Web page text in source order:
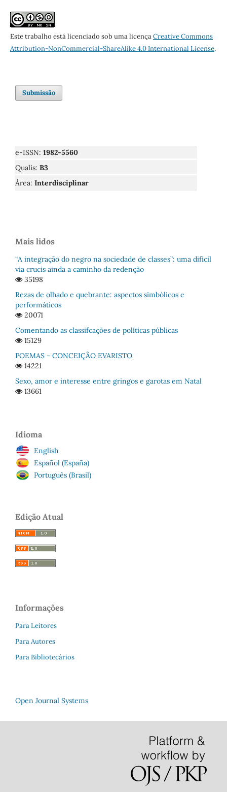
Este trabalho está licenciado sob uma licençaCreative Commons
Attribution-NonCommercial-ShareAlike 4.0 International License.
Submissão
e-ISSN: 1982-5560
Qualis: B3
Área: Interdisciplinar
Mais lidos
“A integração do negro na sociedade de classes”: uma difícil
via crucis ainda a caminho da redenção
35198
Rezas de olhado e quebrante: aspectos simbólicos e
performáticos
20071
Comentando as classifcações de políticas públicas
15129
POEMAS - CONCEIÇÃO EVARISTO
14221
Sexo, amor e interesse entre gringos e garotas em Natal
13661
Idioma
English
Español (España)
Português (Brasil)
Edição Atual
Informações
Para Leitores
Para Autores
Para Bibliotecários
Open Journal Systems